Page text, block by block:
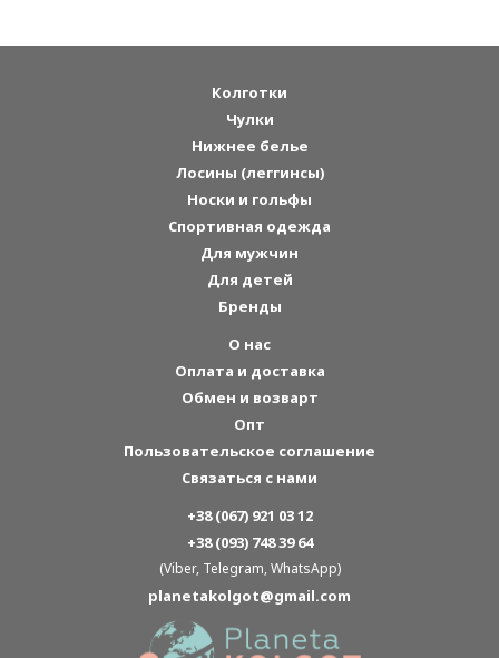
Колготки
Чулки
Нижнее белье
Лосины (леггинсы)
Носки и гольфы
Спортивная одежда
Для мужчин
Для детей
Бренды
О нас
Оплата и доставка
Обмен и возварт
Опт
Пользовательское соглашение
Связаться с нами
+38 (067) 921 03 12
+38 (093) 748 39 64
(Viber, Telegram, WhatsApp)
planetakolgot@gmail.com